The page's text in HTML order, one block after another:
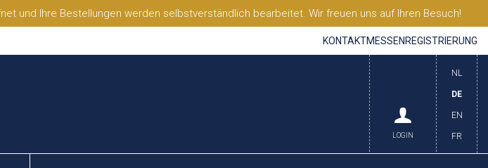
und Ihre Bestellungen werden selbstverständlich bearbeitet. Wir freuen uns auf Ihren Besuch!
KONTAKTMESSEN REGISTRIERUNG
NL
DE
EN
FR
LOGIN